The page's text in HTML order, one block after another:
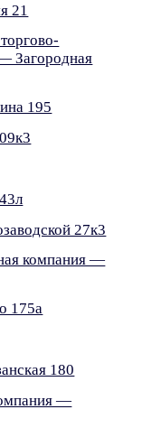
21
Загородная
195
27к3
компания —
175а
180
—